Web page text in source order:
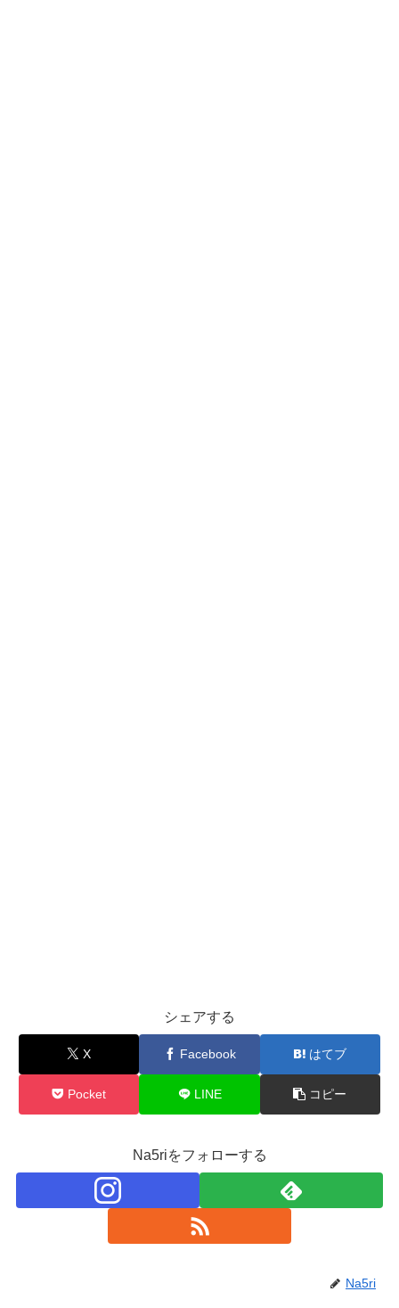
シェアする
X Facebook はてブ
Pocket LINE コピー
Na5riをフォローする
Na5ri